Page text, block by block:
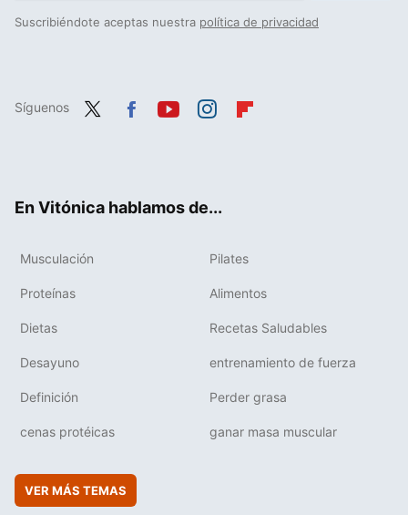
Suscribiéndote aceptas nuestra política de privacidad
Síguenos
En Vitónica hablamos de...
Musculación Pilates
Proteínas Alimentos
Dietas Recetas Saludables
Desayuno entrenamiento de fuerza
Definición Perder grasa
cenas protéicas ganar masa muscular
VER MÁS TEMAS